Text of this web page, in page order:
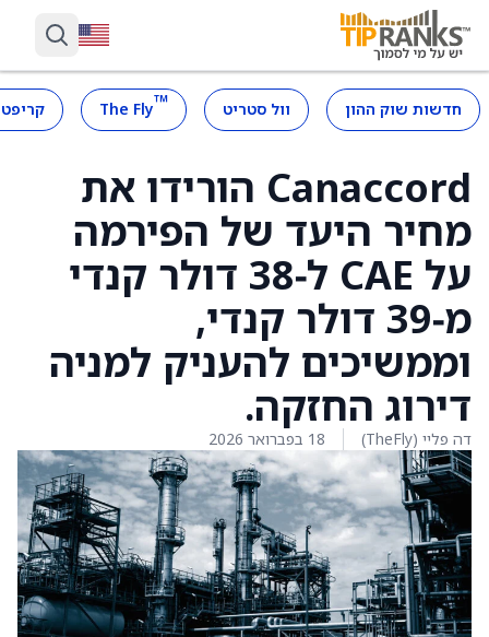
חדשות שוק ההון וול סטריט ™
The Fly
Canaccord הורידו את
מחיר היעד של הפירמה
על CAE ל‑38 דולר קנדי
מ‑39 דולר קנדי,
וממשיכים להעניק למניה
דירוג החזקה.
דה פליי (TheFly) 18 בפברואר 2026